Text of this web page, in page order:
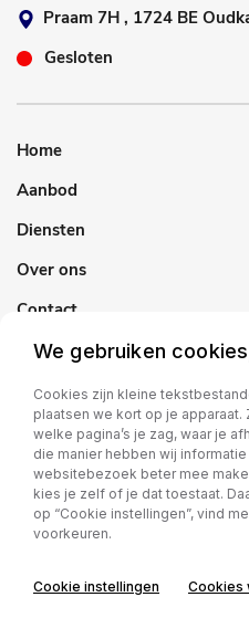
Praam 7H , 1724 BE
Gesloten
Home
Aanbod
Diensten
Over ons
Contact
We gebruiken
Cookies zijn kleine
plaatsen we kort op je
welke pagina’s je zag, waar je
die manier hebben wij
websitebezoek beter mee
kies je zelf of je dat toestaat.
op “Cookie instellingen”, vind
voorkeuren.
Cookie instellingen Cookies